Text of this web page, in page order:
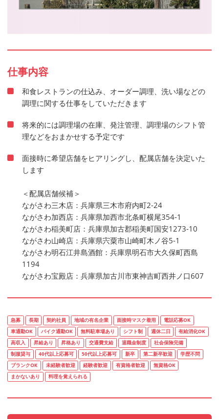
仕事内容
和食レストランの仕込み、オーダー調理、洗い場などの
調理に関する仕事をしていただきます
将来的には調理場の在庫、発注管理、調理場のシフト管
理などをおまかせする予定です
面接時に希望店舗をヒアリングし、配属店舗を決定いた
します
＜配属店舗候補＞
ながさわ三木店：兵庫県三木市府内町2-24
ながさわ加西店：兵庫県加西市北条町横尾354-1
ながさわ稲美町店：兵庫県加古郡稲美町国安1273-10
ながさわ山崎店：兵庫県宍粟市山崎町木ノ谷5-1
ながさわ明石江井島酒館：兵庫県明石市大久保町西島
1194
ながさわ宝殿店：兵庫県加古川市東神吉町西井ノ口607
急募 長期 契約社員 地域の有名企業 面接時マスク着用
電話応募OK
車通勤OK
バイク通勤OK 無料駐車場あり シフト制 週休二日
有給消化OK
高収入
昇給あり 昇格あり 交通費支給 退職金制度
社会保険完備
制服貸与
40代以上応募可 50代以上応募可 新卒 第二新卒歓迎
学歴不問
ブランクOK
未経験者歓迎 経験者歓迎 有資格者歓迎
無資格OK
まかないあり
料理を覚えられる